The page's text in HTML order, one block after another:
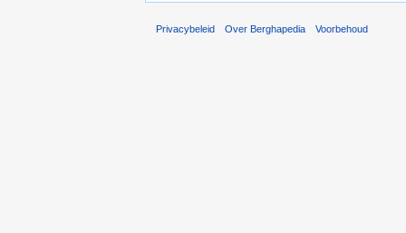
Privacybeleid Over Berghapedia Voorbehoud